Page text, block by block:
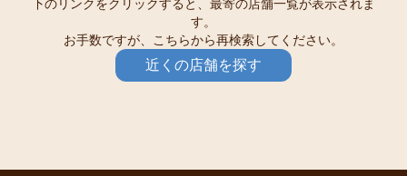
下のリンクをクリックすると、最寄の店舗一覧が表示されま
す。
お手数ですが、こちらから再検索してください。
近くの店舗を探す